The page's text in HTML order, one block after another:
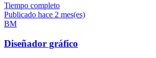
Tiempo completo
Publicado hace 2 mes(es)
BM
Diseñador gráfico